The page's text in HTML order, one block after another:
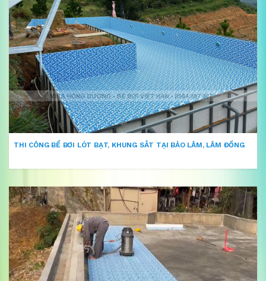
THI CÔNG BỂ BƠI LÓT BẠT, KHUNG SẮT TẠI BẢO LÂM, LÂM ĐỒNG